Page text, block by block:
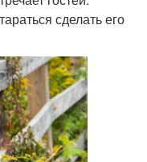
сделать его